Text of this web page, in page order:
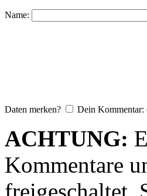
Name:
Daten merken? Dein Kommentar:
ACHTUNG:
Kommentare
freigeschaltet.